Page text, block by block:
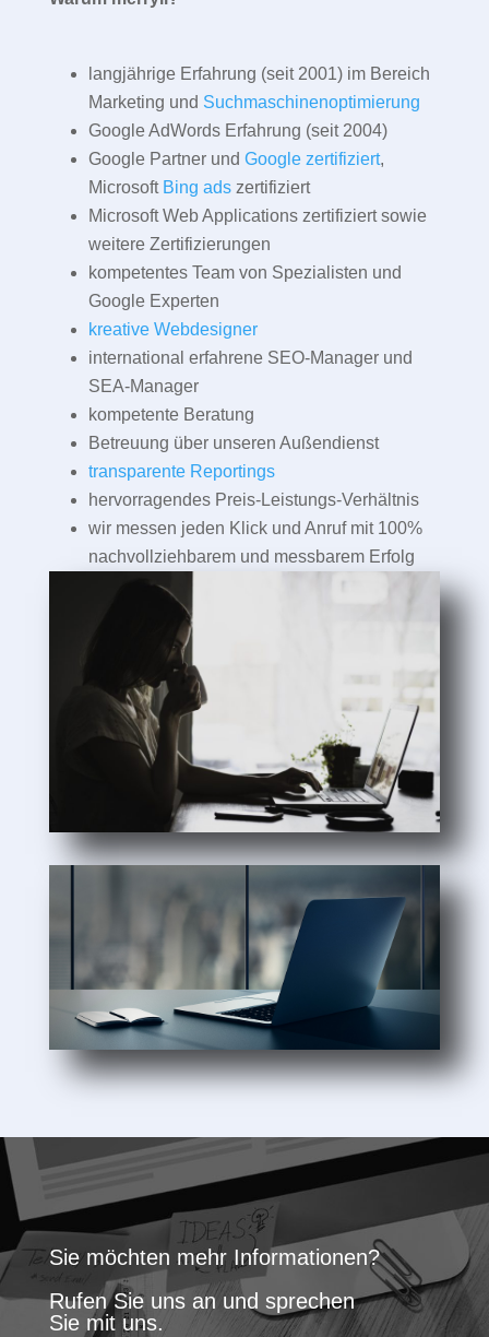
langjährige Erfahrung (seit 2001) im Bereich
Marketing und Suchmaschinenoptimierung
Google AdWords Erfahrung (seit 2004)
Google Partner und Google zertifiziert,
Microsoft Bing adszertifiziert
Microsoft Web Applications zertifiziert sowie
weitere Zertifizierungen
kompetentes Team von Spezialisten und
Google Experten
kreative Webdesigner
international erfahrene SEO-Manager und
SEA-Manager
kompetente Beratung
Betreuung über unseren Außendienst
transparente Reportings
hervorragendes Preis-Leistungs-Verhältnis
wir messen jeden Klick und Anruf mit 100%
nachvollziehbarem und messbarem Erfolg
Sie möchten mehr Informationen?
Rufen Sie uns an und sprechen
Sie mit uns.